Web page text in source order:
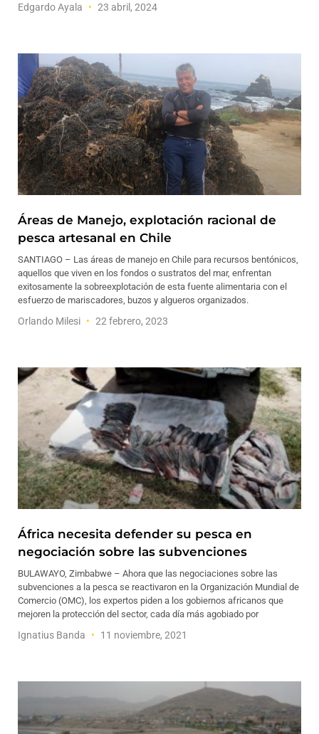
Edgardo Ayala 23 abril, 2024
Áreas de Manejo, explotación racional de
pesca artesanal en Chile
SANTIAGO – Las áreas de manejo en Chile para recursos bentónicos,
aquellos que viven en los fondos o sustratos del mar, enfrentan
exitosamente la sobreexplotación de esta fuente alimentaria con el
esfuerzo de mariscadores, buzos y algueros organizados.
Orlando Milesi 22 febrero, 2023
África necesita defender su pesca en
negociación sobre las subvenciones
BULAWAYO, Zimbabwe – Ahora que las negociaciones sobre las
subvenciones a la pesca se reactivaron en la Organización Mundial de
Comercio (OMC), los expertos piden a los gobiernos africanos que
mejoren la protección del sector, cada día más agobiado por
Ignatius Banda 11 noviembre, 2021